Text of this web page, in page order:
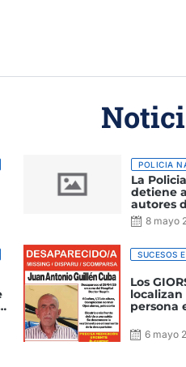
POLICIA
La
detiene
autores
asolaban
8 mayo
SUCESOS
Los
localizan
persona
localizar
Antonio
6 mayo